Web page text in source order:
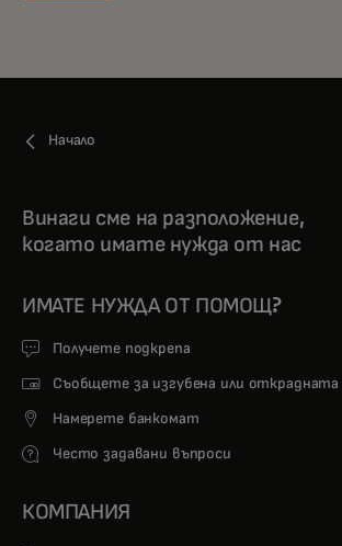
Начало
Винаги сме на разположение,
когато имате нужда от нас
ИМАТЕ НУЖДА ОТ ПОМОЩ?
Получете подкрепа
Съобщете за изгубена или открадната
Намерете банкомат
Често задавани въпроси
КОМПАНИЯ